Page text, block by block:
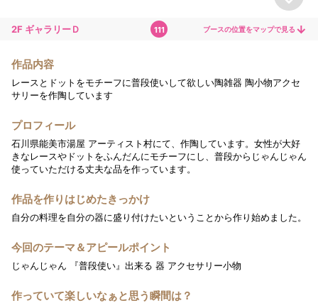
FAVORITE お気に入り
2F ギャラリーＤ 111 ブースの位置をマップで見る arrow_downward
作品内容
レースとドットをモチーフに普段使いして欲しい陶雑器 陶小物アクセ
サリーを作陶しています
プロフィール
石川県能美市湯屋 アーティスト村にて、作陶しています。女性が大好
きなレースやドットをふんだんにモチーフにし、普段からじゃんじゃん
使っていただける丈夫な品を作っています。
作品を作りはじめたきっかけ
自分の料理を自分の器に盛り付けたいということから作り始めました。
今回のテーマ＆アピールポイント
じゃんじゃん 『普段使い』出来る 器 アクセサリー小物
作っていて楽しいなぁと思う瞬間は？